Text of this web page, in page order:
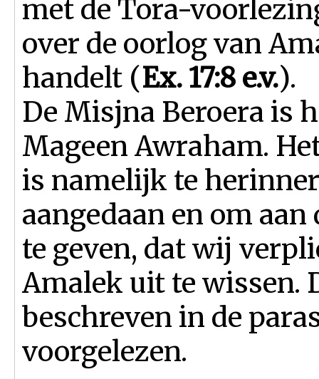
met de Tora-
over de oorlog van
handelt (Ex. 17:8 e.v.).
De Misjna Beroera is
Mageen Awraham.
is namelijk te
aangedaan en om
te geven, dat wij
Amalek uit te wissen.
beschreven in de
voorgelezen.